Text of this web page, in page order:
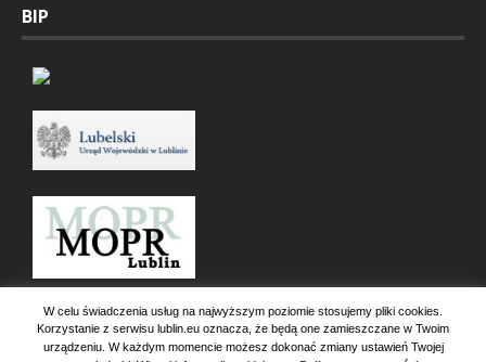
BIP
W celu świadczenia usług na najwyższym poziomie stosujemy pliki cookies.
Korzystanie z serwisu lublin.eu oznacza, że będą one zamieszczane w Twoim
urządzeniu. W każdym momencie możesz dokonać zmiany ustawień Twojej